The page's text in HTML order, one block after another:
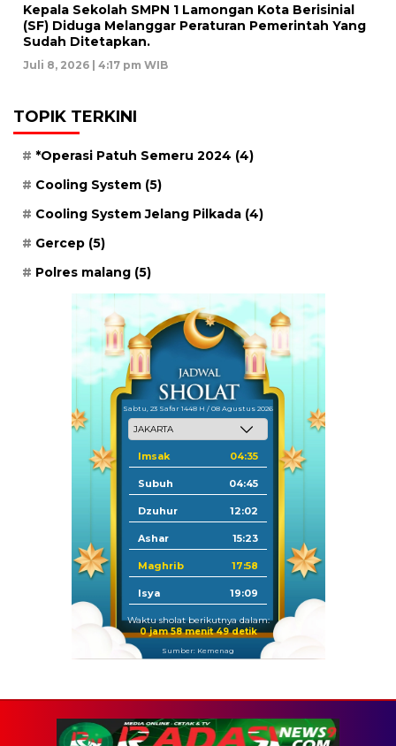
Kepala Sekolah SMPN 1 Lamongan Kota Berisinial
(SF) Diduga Melanggar Peraturan Pemerintah Yang
Sudah Ditetapkan.
Juli 8, 2026 | 4:17 pm WIB
TOPIK TERKINI
*Operasi Patuh Semeru 2024 (4)
Cooling System (5)
Cooling System Jelang Pilkada (4)
Gercep (5)
Polres malang (5)
Sabtu, 23 Safar 1448 H / 08 Agustus 2026
Imsak 04:35
Subuh 04:45
Dzuhur 12:02
Ashar 15:23
Maghrib 17:58
Isya 19:09
Waktu sholat berikutnya dalam:
0 jam 58 menit 48 detik
Sumber: Kemenag